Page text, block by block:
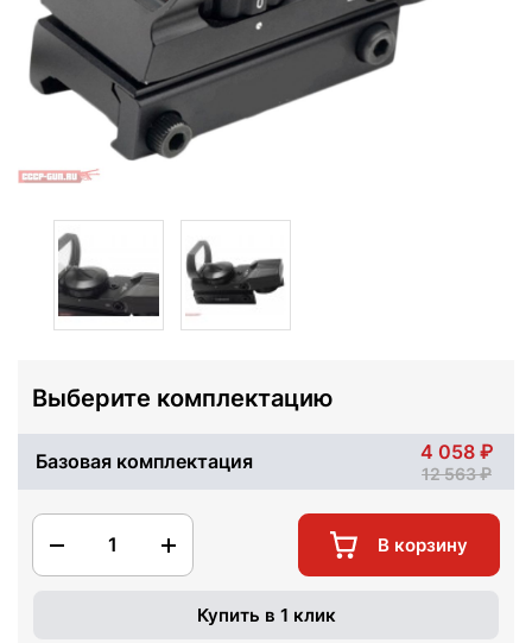
Выберите комплектацию
Базовая комплектация 4 058
12 563
1 В корзину
Купить в 1 клик